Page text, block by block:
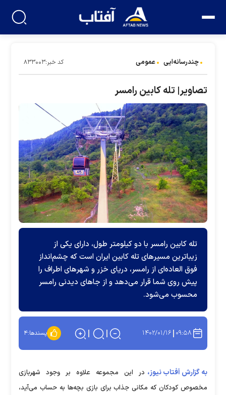
چندرسانه‌ایی عمومی کد خبر:۸۳۳۰۰۳
تصاویر| تله کابین رامسر
تله کابین رامسر با دو کیلومتر طول، دارای یکی از
زیباترین مسیر‌های تله کابین ایران است که چشم‌انداز
فوق العاده‌ای از رامسر، دریای خزر و شهر‌های اطراف را
پیش روی شما قرار می‌دهد و از جا‌های دیدنی رامسر
محسوب می‌شود.
۰۹:۵۸ ۱۴۰۲/۰۱/۱۶ پسندها:۴
به گزارش آفتاب نیوز، در این مجموعه علاوه بر وجود شهربازی
مخصوص کودکان که مکانی جذاب برای بازی بچه‌ها به حساب می‌آید،